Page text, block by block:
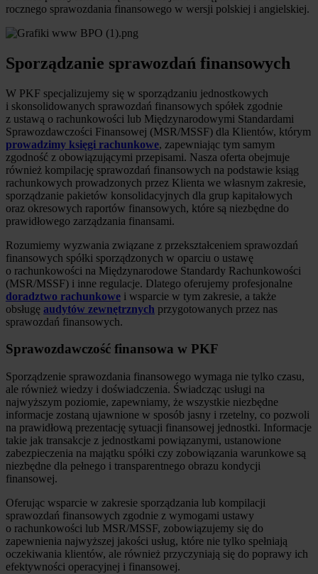
rocznego sprawozdania finansowego w wersji polskiej i angielskiej.
Sporządzanie sprawozdań finansowych
W PKF specjalizujemy się w sporządzaniu jednostkowych
i skonsolidowanych sprawozdań finansowych spółek zgodnie
z ustawą o rachunkowości lub Międzynarodowymi Standardami
Sprawozdawczości Finansowej (MSR/MSSF) dla Klientów, którym
prowadzimy księgi rachunkowe, zapewniając tym samym
zgodność z obowiązującymi przepisami. Nasza oferta obejmuje
również kompilację sprawozdań finansowych na podstawie ksiąg
rachunkowych prowadzonych przez Klienta we własnym zakresie,
sporządzanie pakietów konsolidacyjnych dla grup kapitałowych
oraz okresowych raportów finansowych, które są niezbędne do
prawidłowego zarządzania finansami.
Rozumiemy wyzwania związane z przekształceniem sprawozdań
finansowych spółki sporządzonych w oparciu o ustawę
o rachunkowości na Międzynarodowe Standardy Rachunkowości
(MSR/MSSF) i inne regulacje. Dlatego oferujemy profesjonalne
doradztwo rachunkowe i wsparcie w tym zakresie, a także
obsługę audytów zewnętrznych przygotowanych przez nas
sprawozdań finansowych.
Sprawozdawczość finansowa w PKF
Sporządzenie sprawozdania finansowego wymaga nie tylko czasu,
ale również wiedzy i doświadczenia. Świadcząc usługi na
najwyższym poziomie, zapewniamy, że wszystkie niezbędne
informacje zostaną ujawnione w sposób jasny i rzetelny, co pozwoli
na prawidłową prezentację sytuacji finansowej jednostki. Informacje
takie jak transakcje z jednostkami powiązanymi, ustanowione
zabezpieczenia na majątku spółki czy zobowiązania warunkowe są
niezbędne dla pełnego i transparentnego obrazu kondycji
finansowej.
Oferując wsparcie w zakresie sporządzania lub kompilacji
sprawozdań finansowych zgodnie z wymogami ustawy
o rachunkowości lub MSR/MSSF, zobowiązujemy się do
zapewnienia najwyższej jakości usług, które nie tylko spełniają
oczekiwania klientów, ale również przyczyniają się do poprawy ich
efektywności operacyjnej i finansowej.